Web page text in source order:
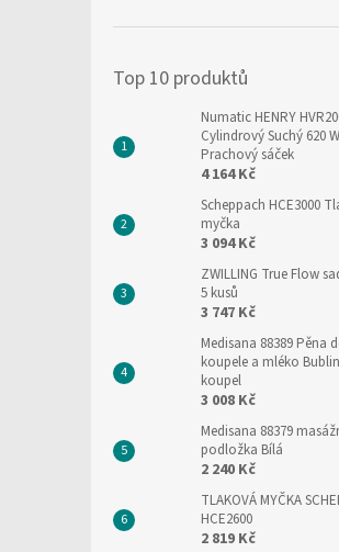
Top 10 produktů
Numatic HENRY
Cylindrový Suchý 620 W
Prachový sáček
4 164 Kč
Scheppach HCE3000
myčka
3 094 Kč
ZWILLING True Flow
5 kusů
3 747 Kč
Medisana 88389 Pěna
koupele a mléko
koupel
3 008 Kč
Medisana 88379
podložka Bílá
2 240 Kč
TLAKOVÁ MYČKA
HCE2600
2 819 Kč